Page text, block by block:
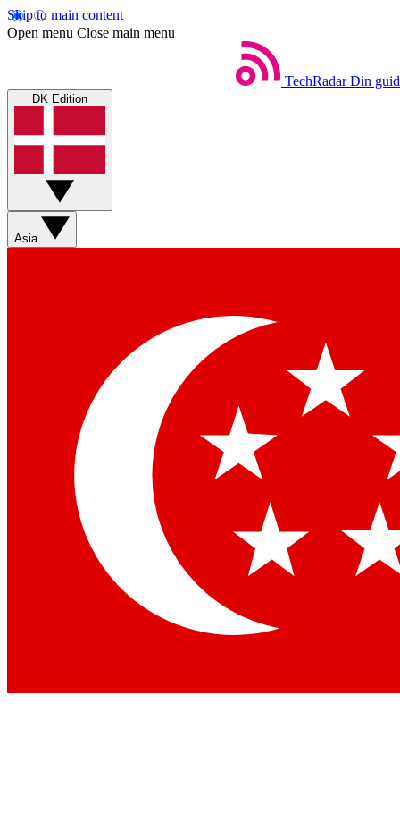
Skip to main content
Open menu Close main menu
TechRadar Din
DK Edition
Asia